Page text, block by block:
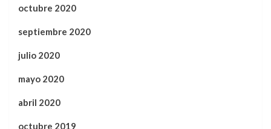
octubre 2020
septiembre 2020
julio 2020
mayo 2020
abril 2020
octubre 2019